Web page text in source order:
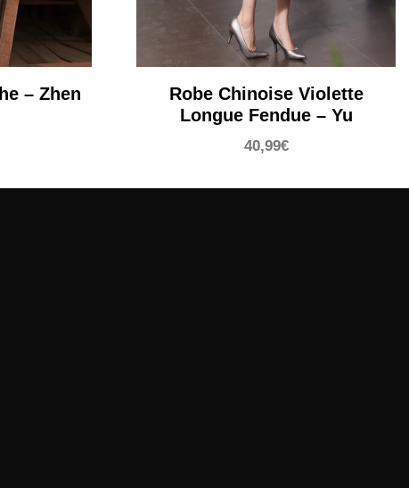
– Zhen
Robe Chinoise Violette
Longue Fendue – Yu
40,99€